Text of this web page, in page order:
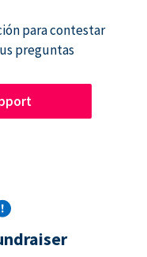
para contestar
preguntas